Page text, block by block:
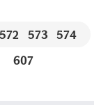
572 573
574
607